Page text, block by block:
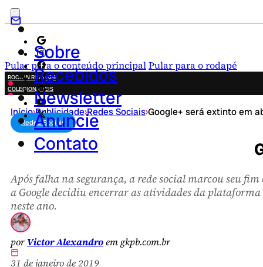
Pular para o conteúdo principalPular para o rodapé
Sobre
Recebidos
Newsletter
Anuncie
Contato
ROCK IN RIO 2026
COLECIONÁVEIS
FESTA JUNINA
NOVIDADES
CAMPANHAS CRIATIVAS
Início›Publicidade›Redes Sociais›Google+ será extinto em
Redes Sociais
Após falha na segurança, a rede social marcou seu fim
a Google decidiu encerrar as atividades da plataforma
neste ano.
por Victor Alexandroem gkpb.com.br
31 de janeiro de 2019